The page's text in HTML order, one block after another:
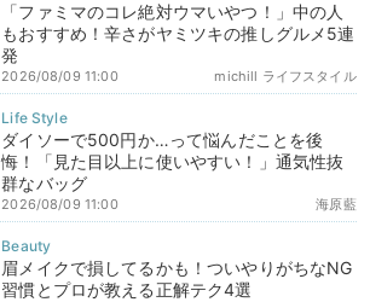
「ファミマのコレ絶対ウマいやつ！」中の人
もおすすめ！辛さがヤミツキの推しグルメ5連
発
michill ライフスタイル
2026/08/09 11:00
ダイソーで500円か…って悩んだことを後
悔！「見た目以上に使いやすい！」通気性抜
群なバッグ
海原藍
2026/08/09 11:00
眉メイクで損してるかも！ついやりがちなNG
習慣とプロが教える正解テク4選